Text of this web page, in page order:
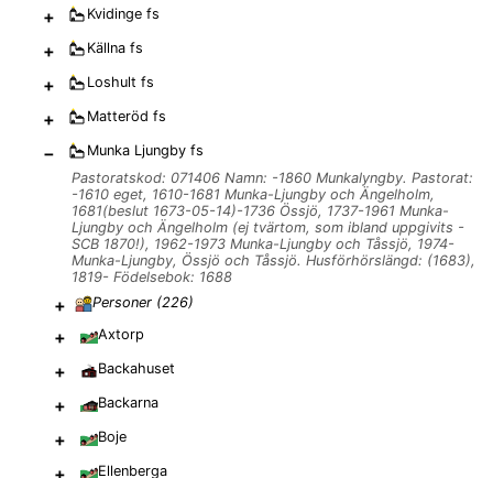
+ Kvidinge fs
+ Källna fs
+ Loshult fs
+ Matteröd fs
− Munka Ljungby fs
Pastoratskod: 071406 Namn: -1860 Munkalyngby. Pastorat:
-1610 eget, 1610-1681 Munka-Ljungby och Ängelholm,
1681(beslut 1673-05-14)-1736 Össjö, 1737-1961 Munka-
Ljungby och Ängelholm (ej tvärtom, som ibland uppgivits -
SCB 1870!), 1962-1973 Munka-Ljungby och Tåssjö, 1974-
Munka-Ljungby, Össjö och Tåssjö. Husförhörslängd: (1683),
1819- Födelsebok: 1688
+ Personer (226)
+ Axtorp
+ Backahuset
+ Backarna
+ Boje
+ Ellenberga